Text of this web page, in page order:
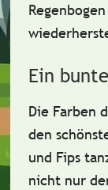
Ein
Die Farben
den
und Fips
nicht nur